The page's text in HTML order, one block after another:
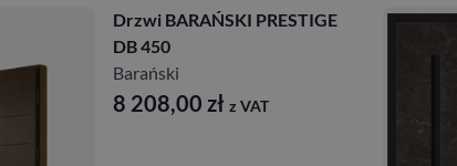
Drzwi BARAŃSKI PRESTIGE
DB 450
Barański
8 208,00 zł z VAT